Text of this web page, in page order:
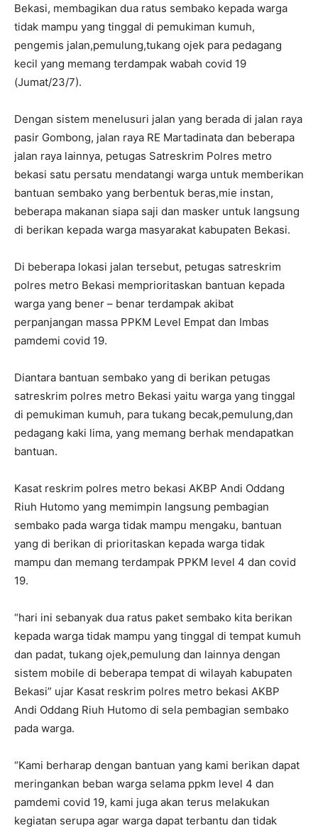
Bekasi, membagikan dua ratus sembako kepada warga
tidak mampu yang tinggal di pemukiman kumuh,
pengemis jalan,pemulung,tukang ojek para pedagang
kecil yang memang terdampak wabah covid 19
(Jumat/23/7).
Dengan sistem menelusuri jalan yang berada di jalan raya
pasir Gombong, jalan raya RE Martadinata dan beberapa
jalan raya lainnya, petugas Satreskrim Polres metro
bekasi satu persatu mendatangi warga untuk memberikan
bantuan sembako yang berbentuk beras,mie instan,
beberapa makanan siapa saji dan masker untuk langsung
di berikan kepada warga masyarakat kabupaten Bekasi.
Di beberapa lokasi jalan tersebut, petugas satreskrim
polres metro Bekasi memprioritaskan bantuan kepada
warga yang bener – benar terdampak akibat
perpanjangan massa PPKM Level Empat dan Imbas
pamdemi covid 19.
Diantara bantuan sembako yang di berikan petugas
satreskrim polres metro Bekasi yaitu warga yang tinggal
di pemukiman kumuh, para tukang becak,pemulung,dan
pedagang kaki lima, yang memang berhak mendapatkan
bantuan.
Kasat reskrim polres metro bekasi AKBP Andi Oddang
Riuh Hutomo yang memimpin langsung pembagian
sembako pada warga tidak mampu mengaku, bantuan
yang di berikan di prioritaskan kepada warga tidak
mampu dan memang terdampak PPKM level 4 dan covid
19.
“hari ini sebanyak dua ratus paket sembako kita berikan
kepada warga tidak mampu yang tinggal di tempat kumuh
dan padat, tukang ojek,pemulung dan lainnya dengan
sistem mobile di beberapa tempat di wilayah kabupaten
Bekasi” ujar Kasat reskrim polres metro bekasi AKBP
Andi Oddang Riuh Hutomo di sela pembagian sembako
pada warga.
“Kami berharap dengan bantuan yang kami berikan dapat
meringankan beban warga selama ppkm level 4 dan
pamdemi covid 19, kami juga akan terus melakukan
kegiatan serupa agar warga dapat terbantu dan tidak